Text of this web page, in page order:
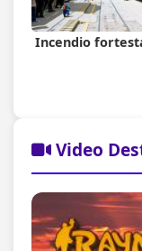
Incendio
Video